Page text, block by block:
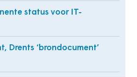
status voor IT-
Drents ‘brondocument’